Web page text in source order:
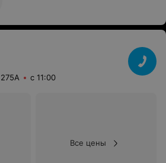
с 11:00
Все цены